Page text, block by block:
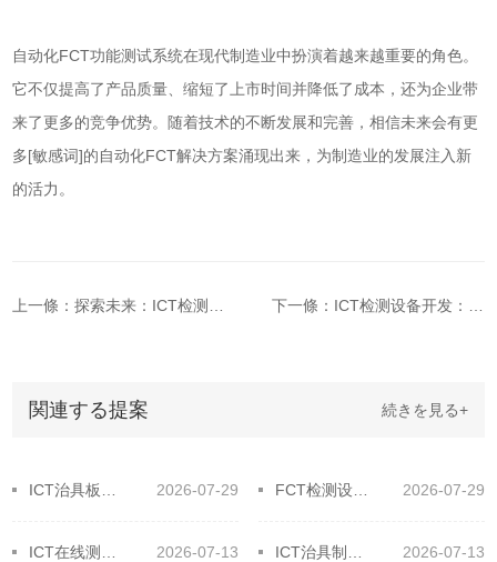
自动化FCT功能测试系统在现代制造业中扮演着越来越重要的角色。
它不仅提高了产品质量、缩短了上市时间并降低了成本，还为企业带
来了更多的竞争优势。随着技术的不断发展和完善，相信未来会有更
多[敏感词]的自动化FCT解决方案涌现出来，为制造业的发展注入新
的活力。
関連する提案 続きを見る+
2026-07-29 2026-07-29
FCT检测设备全流程！高效工作原来如此简单
2026-07-13 2026-07-13